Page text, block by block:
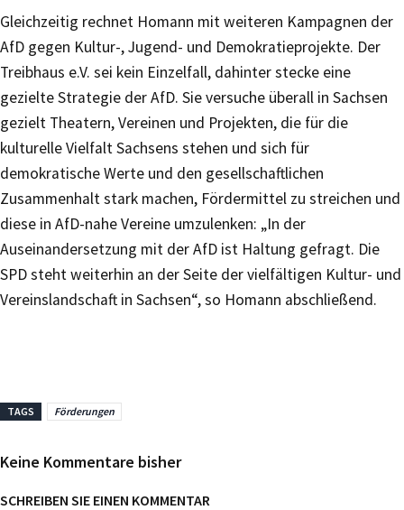
Gleichzeitig rechnet Homann mit weiteren Kampagnen der
AfD gegen Kultur-, Jugend- und Demokratieprojekte. Der
Treibhaus e.V. sei kein Einzelfall, dahinter stecke eine
gezielte Strategie der AfD. Sie versuche überall in Sachsen
gezielt Theatern, Vereinen und Projekten, die für die
kulturelle Vielfalt Sachsens stehen und sich für
demokratische Werte und den gesellschaftlichen
Zusammenhalt stark machen, Fördermittel zu streichen und
diese in AfD-nahe Vereine umzulenken: „In der
Auseinandersetzung mit der AfD ist Haltung gefragt. Die
SPD steht weiterhin an der Seite der vielfältigen Kultur- und
Vereinslandschaft in Sachsen“, so Homann abschließend.
TAGS Förderungen
Keine Kommentare bisher
SCHREIBEN SIE EINEN KOMMENTAR